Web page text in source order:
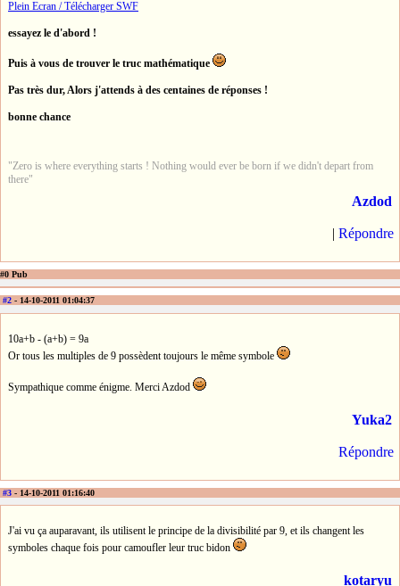
Plein Ecran / Télécharger SWF
essayez le d'abord !
Puis à vous de trouver le truc mathématique
Pas très dur, Alors j'attends à des centaines de réponses !
bonne chance
"Zero is where everything starts ! Nothing would ever be born if we didn't depart from
there"
Azdod
| Répondre
#0 Pub
#2 - 14-10-2011 01:04:37
10a+b - (a+b) = 9a
Or tous les multiples de 9 possèdent toujours le même symbole
Sympathique comme énigme. Merci Azdod
Yuka2
Répondre
#3 - 14-10-2011 01:16:40
J'ai vu ça auparavant, ils utilisent le principe de la divisibilité par 9, et ils changent les
symboles chaque fois pour camoufler leur truc bidon
kotaryu